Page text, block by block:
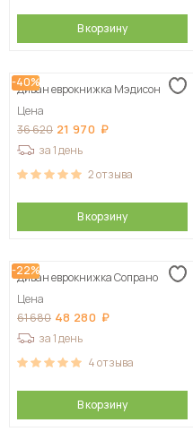
В корзину
-40%
Диван еврокнижка Мэдисон
Цена
36 620 21 970
за 1 день
2отзыва
В корзину
-22%
Диван еврокнижка Сопрано
Цена
61 680 48 280
за 1 день
4отзыва
В корзину